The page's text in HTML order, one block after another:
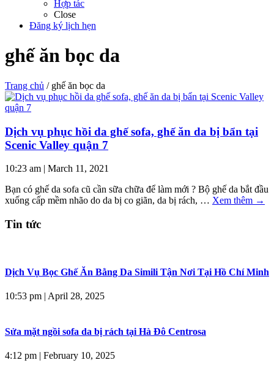
Hợp tác
Close
Đăng ký lịch hẹn
ghế ăn bọc da
Trang chủ / ghế ăn bọc da
Dịch vụ phục hồi da ghế sofa, ghế ăn da bị bẩn tại
Scenic Valley quận 7
10:23 am | March 11, 2021
Bạn có ghế da sofa cũ cần sữa chữa để làm mới ? Bộ ghế da bắt đầu
xuống cấp mềm nhão do da bị co giãn, da bị rách, … Xem thêm →
Tin tức
Dịch Vụ Bọc Ghế Ăn Bằng Da Simili Tận Nơi Tại Hồ Chí Minh
10:53 pm | April 28, 2025
Sửa mặt ngồi sofa da bị rách tại Hà Đô Centrosa
4:12 pm | February 10, 2025